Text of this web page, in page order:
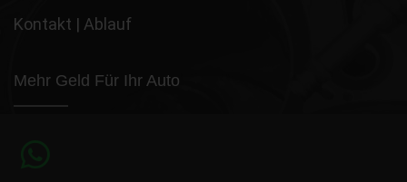
Kontakt | Ablauf
Mehr Geld Für Ihr Auto